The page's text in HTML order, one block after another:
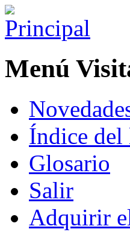
Menú
Índice
Glosario
Salir
Adquirir